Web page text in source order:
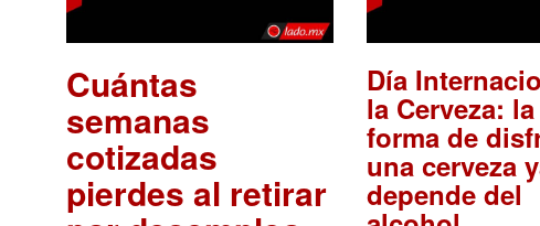
Cuántas
semanas
cotizadas
pierdes al retirar
Día
la Cerveza:
forma de
una cerveza
depende del